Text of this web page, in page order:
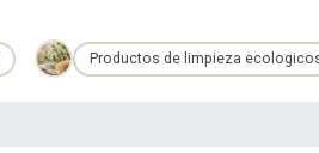
Productos de limpieza